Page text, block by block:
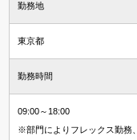
勤務地
東京都
勤務時間
09:00～18:00
※部門によりフレックス勤務